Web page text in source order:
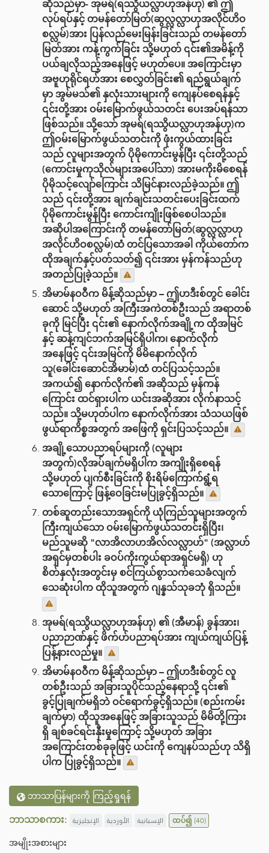
ဆိုသည်မှာ- အုမရ်(ရဿွိယလ္လာဟုအန်ဟု) ၏ ဤ
လုပ်ရပ်နှင့် တမန်တော်မြတ်(ဆွလ္လလ္လာဟုအလိုင်ဟိဝ
စလ္လမ်)အား ပြန်လည်မေးမြန်းခြင်းသည် တမန်တော်
မြတ်အား ကန့်ကွက်ခြင်း သို့မဟုတ် ၎င်း၏အမိန့်ကို
ပယ်ချလိုသည့်အနေဖြင့် မဟုတ်ပေ။ အကြောင်းမှာ
အဗူဟုရိုင်ရဟ်အား စေလွှတ်ခြင်း၏ ရည်ရွယ်ချက်
မှာ အွမ်မသ်၏ နှလုံးသားများကို ကျေနပ်စေရန်နှင့်
၎င်းတို့အား ဝမ်းမြောက်ဖွယ်သတင်း ပေးအပ်ရန်သာ
ဖြစ်သည်။ သို့သော် အုမရ်(ရဿွိယလ္လာဟုအန်ဟု)က
ဤဝမ်းမြောက်ဖွယ်သတင်းကို ဖုံးကွယ်ထားခြင်း
သည် လူများအတွက် ပိုမိုကောင်းမွန်ပြီး ၎င်းတို့သည်
(ကောင်းမှုကုသိုလ်များအပေါ်သာ) အားမကိုးမိစေရန်
ပိုမိုသင့်‌လျော်ကြောင်း သိမြင်နားလည်ခဲ့သည်။ ဤ
သည် ၎င်းတို့အား ချက်ချင်းသတင်းပေးခြင်းထက်
ပိုမိုကောင်းမွန်ပြီး ကောင်းကျိုးဖြစ်စေပါသည်။
အဆိုပါအကြောင်းကို တမန်တော်မြတ်(ဆွလ္လလ္လာဟု
အလိုင်ဟိဝစလ္လမ်)ထံ တင်ပြသောအခါ ကိုယ်တော်က
ထိုအချက်နှင့်ပတ်သတ်၍ ၎င်းအား မှန်ကန်သည်ဟု
အတည်ပြုခဲ့သည်။
အိမာမ်နဝဝီက မိန့်ဆိုသည်မှာ – ဤဟဒီးစ်တွင် ခေါင်း
ဆောင် သို့မဟုတ် အကြီးအကဲတစ်ဦးသည် အရာတစ်
ခုကို မြင်ပြီး ၎င်း၏ နောက်လိုက်အချို့က ထိုအမြင်
နှင့် ဆန့်ကျင်ဘက်အမြင်ရှိပါက၊ နောက်လိုက်
အနေဖြင့် ၎င်းအမြင်ကို မိမိနောက်လိုက်
သူ(ခေါင်းဆောင်အိမာမ်)ထံ တင်ပြသင့်သည်။
အကယ်၍ နောက်လိုက်၏ အဆိုသည် မှန်ကန်
ကြောင်း ထင်ရှားပါက ယင်းအဆိုအား လိုက်နာသင့်
သည်။ သို့မဟုတ်ပါက နောက်လိုက်အား သံသယဖြစ်
ဖွယ်ရာကိစ္စအတွက် အဖြေကို ရှင်းပြသင့်သည်။
အချို့သောပညာရပ်များကို (လူများ
အတွက်)လိုအပ်ချက်မရှိပါက အကျိုးရှိစေရန်
သို့မဟုတ် ပျက်စီးခြင်းကို စိုးရိမ်ကြောက်ရွံ့ရ
သောကြောင့် ဖြန့်ဝေခြင်းမပြုခွင့်ရှိသည်။
တစ်ဆူတည်းသောအရှင်ကို ယုံကြည်သူများအတွက်
ကြီးကျယ်သော ဝမ်းမြောက်ဖွယ်သတင်းရှိပြီး၊
မည်သူမဆို "လာအိလာဟအိလ်လလ္လာဟ်" (အလ္လာဟ်
အရှင်မှတစ်ပါး ခဝပ်ကိုးကွယ်ရာအရှင်မရှိ) ဟု
စိတ်နှလုံးအတွင်းမှ စင်ကြယ်စွာသက်သေခံလျက်
သေဆုံးပါက ထိုသူအတွက် ဂျန္နသ်သုခဘုံ ရှိသည်။
အုမရ်(ရဿွိယလ္လာဟုအန်ဟု) ၏ (အီမာန်) ခွန်အား၊
ပညာဉာဏ်နှင့် ဖိက်ဟ်ပညာရပ်အား ကျယ်ကျယ်ပြန့်
ပြန့်နားလည်မှု။
အိမာမ်နဝဝီက မိန့်ဆိုသည်မှာ – ဤဟဒီးစ်တွင် လူ
တစ်ဦးသည် အခြားသူပိုင်သည့်နေရာသို့ ၎င်း၏
ခွင့်ပြုချက်မရှိဘဲ ဝင်ရောက်ခွင့်ရှိသည်။ (စည်းကမ်း
ချက်မှာ) ထိုသူအနေဖြင့် အခြားသူသည် မိမိတို့ကြား
ရှိ ချစ်ခင်ရင်းနှီးမှုကြောင့် သို့မဟုတ် အခြား
အကြောင်းတစ်ခုခုဖြင့် ယင်းကို ကျေနပ်သည်ဟု သိရှိ
ပါက ပြုခွင့်ရှိသည်။
ဘာသာပြန်များကို ကြည့်ရှုရန်
ဘာသာစကား: الإنجليزية الأوردية الإسبانية ထပ်၍(40)
အမျိုးအစားများ